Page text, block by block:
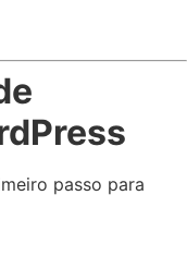
passo para